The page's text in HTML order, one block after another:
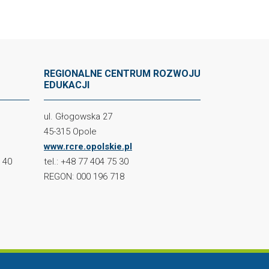
40
REGIONALNE CENTRUM ROZWOJU
EDUKACJI
ul. Głogowska 27
45-315 Opole
www.rcre.opolskie.pl
tel.: +48 77 404 75 30
REGON: 000 196 718